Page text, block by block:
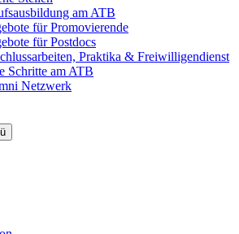
am ATB
für Promovierende
für Postdocs
Praktika & Freiwilligendienst
Schritte am ATB
Netzwerk